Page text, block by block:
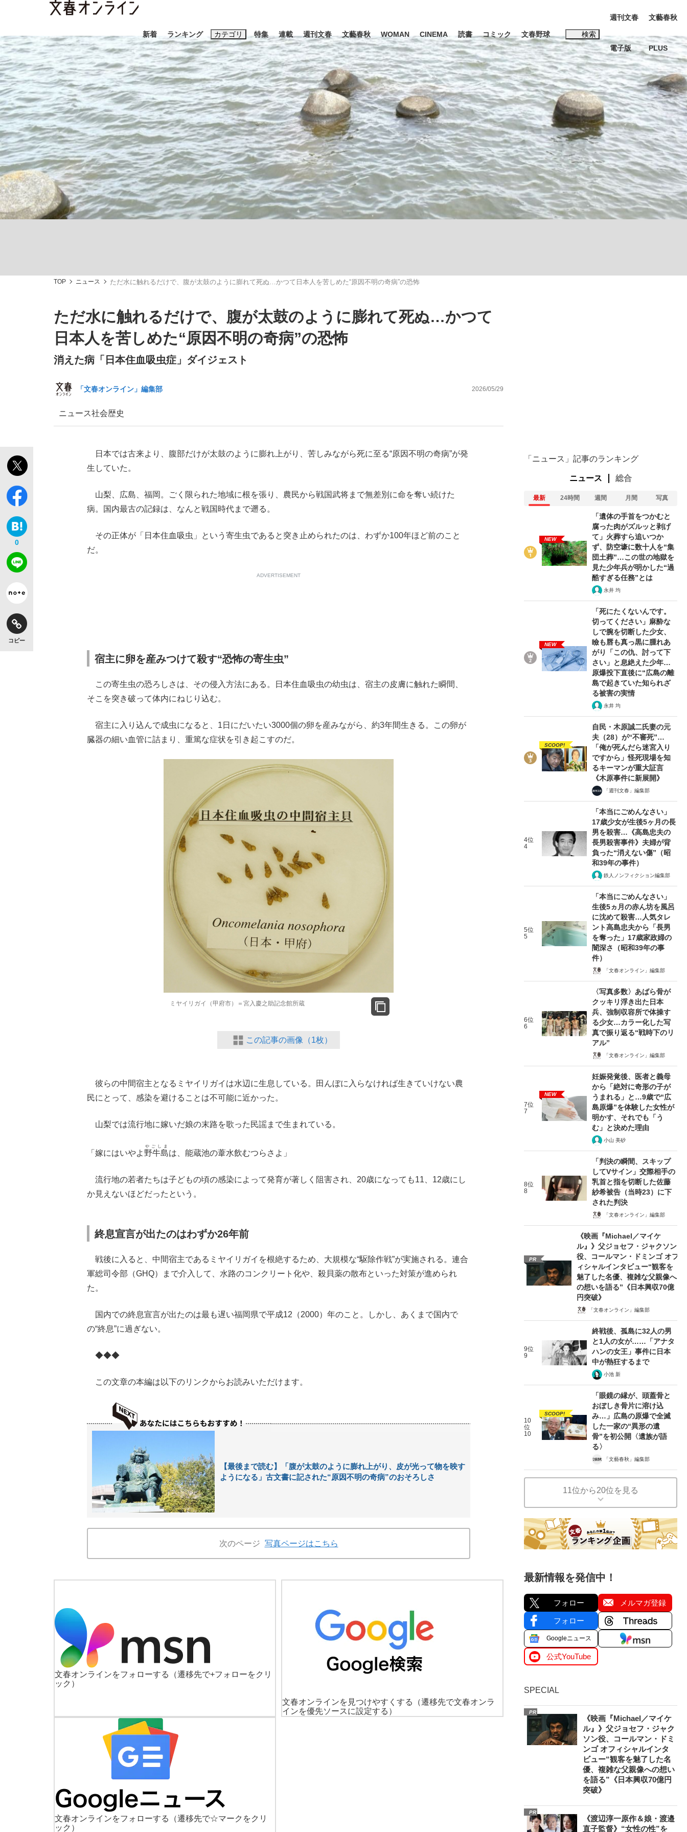
新着 ランキング カテゴリ
スクープ ニュース エンタメ ライフ ビジネス インタビュー 読書
「90%は失敗する。でも…」本田圭佑が初めて明かした日本代表監督に... 「最悪の空気のまま解散」WBC日本代表“敗戦”の真実 選手が明かす...
「敗因分析は一切聞かれなかった」侍ジャパン選手が証言した“NPB聞... 「クマが悪者扱いされているのが悲しい」『北の国から』倉本聰氏（91...
特集
終戦から81年
観る将棋、読む将棋
キングの誕生を、目撃せよ。
もっと見る
連載 週刊文春 文藝春秋 WOMAN CINEMA 読書 コミック 文春野球 検索
キーワード入力
おすすめのキーワードタグ一覧
#藤田晋 #三山凌輝 #高市早苗 #後藤真希 #森岡毅 #城彰二 #内田有紀
#松田聖子
#玉木雄一郎
#亀和田武
週刊文春
電子版
文藝春秋
PLUS
TOP ニュース ただ水に触れるだけで、腹が太鼓のように膨れて死ぬ…かつて日本人を苦しめた“原因不明の奇病”の恐怖
ただ水に触れるだけで、腹が太鼓のように膨れて死ぬ…かつて
日本人を苦しめた“原因不明の奇病”の恐怖
消えた病「日本住血吸虫症」ダイジェスト
「文春オンライン」編集部 2026/05/29
ニュース社会歴史
0
コピー
日本では古来より、腹部だけが太鼓のように膨れ上がり、苦しみながら死に至る“原因不明の奇病”が発
生していた。
山梨、広島、福岡。ごく限られた地域に根を張り、農民から戦国武将まで無差別に命を奪い続けた
病。国内最古の記録は、なんと戦国時代まで遡る。
その正体が「日本住血吸虫」という寄生虫であると突き止められたのは、わずか100年ほど前のこと
だ。
ADVERTISEMENT
宿主に卵を産みつけて殺す“恐怖の寄生虫”
この寄生虫の恐ろしさは、その侵入方法にある。日本住血吸虫の幼虫は、宿主の皮膚に触れた瞬間、
そこを突き破って体内にねじり込む。
宿主に入り込んで成虫になると、1日にだいたい3000個の卵を産みながら、約3年間生きる。この卵が
臓器の細い血管に詰まり、重篤な症状を引き起こすのだ。
ミヤイリガイ（甲府市）＝宮入慶之助記念館所蔵
この記事の画像（1枚）
彼らの中間宿主となるミヤイリガイは水辺に生息している。田んぼに入らなければ生きていけない農
民にとって、感染を避けることは不可能に近かった。
山梨では流行地に嫁いだ娘の末路を歌った民謡まで生まれている。
「嫁にはいやよ 野牛島
やごしま
は、能蔵池の葦水飲むつらさよ」
流行地の若者たちは子どもの頃の感染によって発育が著しく阻害され、20歳になっても11、12歳にし
か見えないほどだったという。
終息宣言が出たのはわずか26年前
戦後に入ると、中間宿主であるミヤイリガイを根絶するため、大規模な“駆除作戦”が実施される。連合
軍総司令部（GHQ）まで介入して、水路のコンクリート化や、殺貝薬の散布といった対策が進められ
た。
国内での終息宣言が出たのは最も遅い福岡県で平成12（2000）年のこと。しかし、あくまで国内で
の“終息”に過ぎない。
◆◆◆
この文章の本編は以下のリンクからお読みいただけます。
【最後まで読む】「腹が太鼓のように膨れ上がり、皮が光って物を映す
ようになる」古文書に記された“原因不明の奇病”のおそろしさ
次のページ 写真ページはこちら
文春オンラインをフォローする
（遷移先で+フォローをクリ
ック）
文春オンラインを見つけやすくする
（遷移先で文春オンラ
インを優先ソースに設定する）
文春オンラインをフォローする
（遷移先で☆マークをクリ
ック）
「ニュース」記事のランキング
ニュース 総合
最新 24時間 週間 月間 写真
NEW
「遺体の手首をつかむと
腐った肉がズルッと剥げ
て」火葬すら追いつか
ず、防空壕に数十人を“集
団土葬”…この世の地獄を
見た少年兵が明かした“過
酷すぎる任務”とは
永井 均
NEW
「死にたくないんです。
切ってください」麻酔な
しで腕を切断した少女、
瞼も唇も真っ黒に腫れあ
がり「この仇、討って下
さい」と息絶えた少年…
原爆投下直後に“広島の離
島で起きていた知られざ
る被害の実情
永井 均
SCOOP!
自民・木原誠二氏妻の元
夫（28）が“不審死”…
「俺が死んだら迷宮入り
ですから」怪死現場を知
るキーマンが重大証言
《木原事件に新展開》
「週刊文春」編集部
4位
4
「本当にごめんなさい」
17歳少女が生後5ヶ月の長
男を殺害…《高島忠夫の
長男殺害事件》夫婦が背
負った“消えない傷”（昭
和39年の事件）
鉄人ノンフィクション編集部
5位
5
「本当にごめんなさい」
生後5ヵ月の赤ん坊を風呂
に沈めて殺害…人気タレ
ント高島忠夫から「長男
を奪った」17歳家政婦の
闇深さ（昭和39年の事
件）
「文春オンライン」編集部
6位
6
〈写真多数〉あばら骨が
クッキリ浮き出た日本
兵、強制収容所で体操す
る少女…カラー化した写
真で振り返る“戦時下のリ
アル”
「文春オンライン」編集部
7位
7
NEW
妊娠発覚後、医者と義母
から「絶対に奇形の子が
うまれる」と…9歳で“広
島原爆”を体験した女性が
明かす、それでも「う
む」と決めた理由
小山 美砂
8位
8
「判決の瞬間、スキップ
してVサイン」交際相手の
乳首と指を切断した佐藤
紗希被告（当時23）に下
された判決
「文春オンライン」編集部
PR
《映画『Michael／マイケ
ル』》父ジョセフ・ジャクソン
役、コールマン・ドミンゴ オフ
ィシャルインタビュー“観客を
魅了した名優、複雑な父親像へ
の想いを語る”《日本興収70億
円突破》
「文春オンライン」編集部
9位
9
終戦後、孤島に32人の男
と1人の女が……「アナタ
ハンの女王」事件に日本
中が熱狂するまで
小池 新
10
位
10
SCOOP!
「眼鏡の縁が、頭蓋骨と
おぼしき骨片に溶け込
み…」広島の原爆で全滅
した一家の“異形の遺
骨”を初公開〈遺族が語
る〉
「文藝春秋」編集部
11位から20位を見る
最新情報を発信中！
フォロー メルマガ登録
フォロー
Googleニュース
公式YouTube
SPECIAL
PR
《映画『Michael／マイケ
ル』》父ジョセフ・ジャク
ソン役、コールマン・ドミ
ンゴ オフィシャルインタ
ビュー“観客を魅了した名
優、複雑な父親像への想い
を語る”《日本興収70億円
突破》
PR
《渡辺淳一原作＆娘・渡邉
直子監督》“女性の性”を